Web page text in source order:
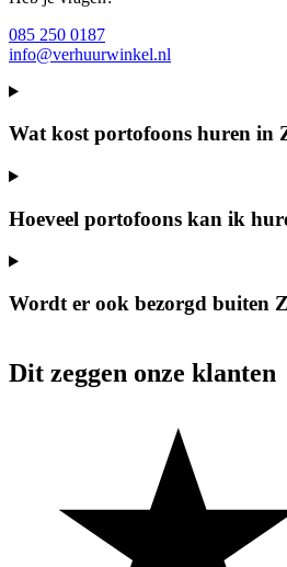
085 250 0187
info@verhuurwinkel.nl
Wat kost portofoons huren in
Hoeveel portofoons kan ik
Wordt er ook bezorgd buiten
Dit zeggen onze klanten